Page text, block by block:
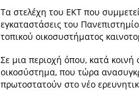
Τα στελέχη του ΕΚΤ που
εγκαταστάσεις του
τοπικού οικοσυστήματος
Σε μια περιοχή όπου, κατά κοινή
οικοσύστημα, που τώρα
πρωτοστατούν στο νέο